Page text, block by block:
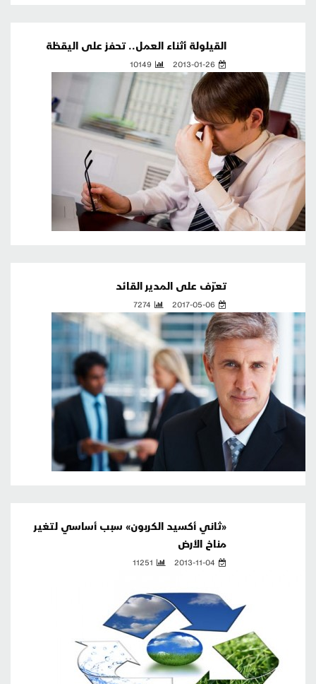
القيلولة أثناء العمل.. تحفز على اليقظة
2013-01-26
10149
تعرّف على المدير القائد
2017-05-06
7274
«ثاني أكسيد الكربون» سبب أساسي لتغير
مناخ الأرض
2013-11-04
11251